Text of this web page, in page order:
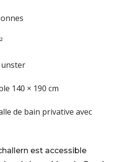
140 × 190 cm
de bain privative avec
est accessible